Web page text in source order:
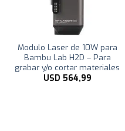
Modulo Laser de 10W para
Bambu Lab H2D – Para
grabar y/o cortar materiales
USD 564,99